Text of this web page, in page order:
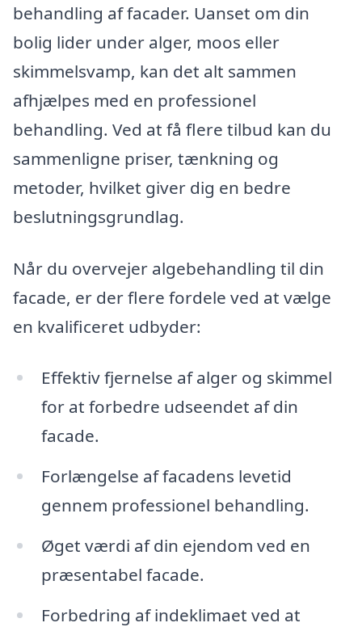
behandling af facader. Uanset om din
bolig lider under alger, moos eller
skimmelsvamp, kan det alt sammen
afhjælpes med en professionel
behandling. Ved at få flere tilbud kan du
sammenligne priser, tænkning og
metoder, hvilket giver dig en bedre
beslutningsgrundlag.
Når du overvejer algebehandling til din
facade, er der flere fordele ved at vælge
en kvalificeret udbyder:
Effektiv fjernelse af alger og skimmel
for at forbedre udseendet af din
facade.
Forlængelse af facadens levetid
gennem professionel behandling.
Øget værdi af din ejendom ved en
præsentabel facade.
Forbedring af indeklimaet ved at